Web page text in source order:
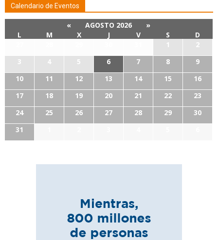
Calendario de Eventos
« AGOSTO 2026
»
L
M X J V S
D
1
2
3
4 5 6 7 8
9
10
11 12 13 14 15
16
17
18 19 20 21 22
23
24
25 26 27 28 29
30
31